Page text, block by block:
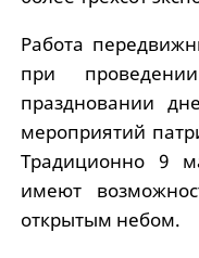
Работа
при
праздновании
мероприятий
Традиционно 9
имеют
открытым небом.